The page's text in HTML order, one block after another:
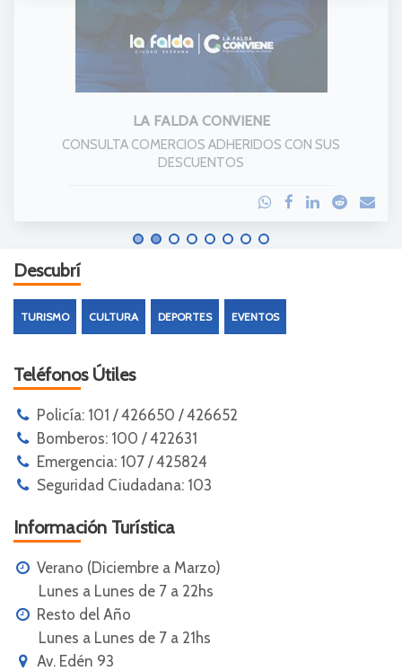
Descubrí
TURISMO CULTURA DEPORTES EVENTOS
Teléfonos Útiles
Policía: 101 / 426650 / 426652
Bomberos: 100 / 422631
Emergencia: 107 / 425824
Seguridad Ciudadana: 103
Información Turística
Verano (Diciembre a Marzo)
Lunes a Lunes de 7 a 22hs
Resto del Año
Lunes a Lunes de 7 a 21hs
Av. Edén 93